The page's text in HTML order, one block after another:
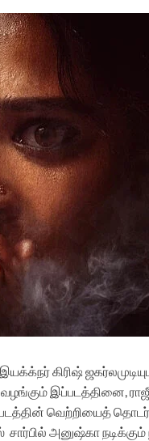
கிரிஷ்
இப்படத்தினை, ராஜீவ்
வெற்றியைத்
அனுஷ்கா நடிக்கும்